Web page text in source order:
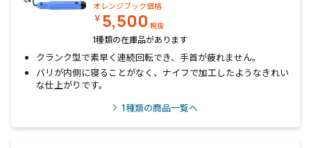
オレンジブック価格
￥5,500 税抜
1種類の在庫品があります
クランク型で素早く連続回転でき、手首が疲れません。
バリが内側に寝ることがなく、ナイフで加工したようなきれい
な仕上がりです。
1種類の商品一覧へ